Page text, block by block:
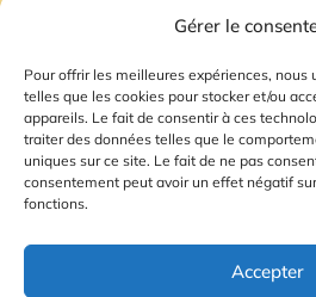
Gérer le
Pour offrir les meilleures expériences, nous
telles que les cookies pour stocker et/ou
appareils. Le fait de consentir à ces
traiter des données telles que le
uniques sur ce site. Le fait de ne pas
consentement peut avoir un effet négatif
fonctions.
Accepter
Mentions Légales
Gestion des